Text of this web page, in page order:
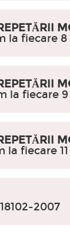
la fiecare 8
la fiecare
la fiecare
2007